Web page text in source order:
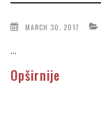
MARCH 30, 2017
...
Opširnije